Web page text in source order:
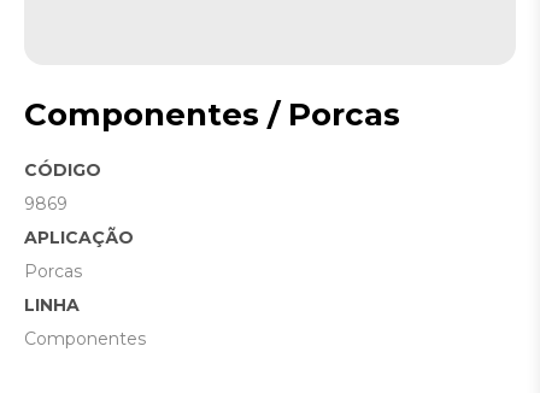
Componentes / Porcas
CÓDIGO
9869
APLICAÇÃO
Porcas
LINHA
Componentes